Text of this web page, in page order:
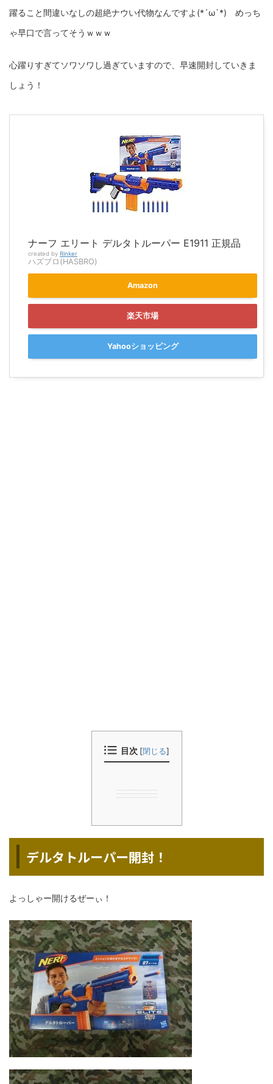
躍ること間違いなしの超絶ナウい代物なんですよ(*´ω`*) めっち
ゃ早口で言ってそうｗｗｗ
心躍りすぎてソワソワし過ぎていますので、早速開封していきま
しょう！
ナーフ エリート デルタトルーパー E1911 正規品
created by Rinker
ハズブロ(HASBRO)
Amazon
楽天市場
Yahooショッピング
目次 [閉じる]
デルタトルーパー開封！
よっしゃー開けるぜーぃ！